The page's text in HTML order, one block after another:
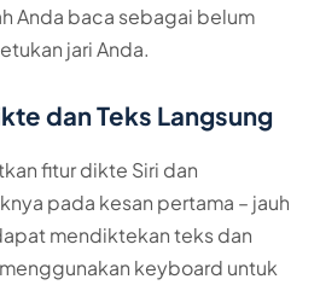
Anda baca sebagai belum
jari Anda.
dan Teks Langsung
fitur dikte Siri dan
pada kesan pertama – jauh
mendiktekan teks dan
keyboard untuk